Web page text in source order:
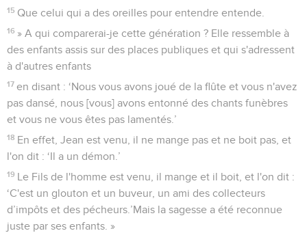
15 Que celui qui a des oreilles pour entendre entende.
16 » A qui comparerai-je cette génération ? Elle ressemble à
des enfants assis sur des places publiques et qui s'adressent
à d'autres enfants
17 en disant : ‘Nous vous avons joué de la flûte et vous n'avez
pas dansé, nous [vous] avons entonné des chants funèbres
et vous ne vous êtes pas lamentés.’
18 En effet, Jean est venu, il ne mange pas et ne boit pas, et
l'on dit : ‘Il a un démon.’
19 Le Fils de l'homme est venu, il mange et il boit, et l'on dit :
‘C'est un glouton et un buveur, un ami des collecteurs
d’impôts et des pécheurs.’Mais la sagesse a été reconnue
juste par ses enfants. »